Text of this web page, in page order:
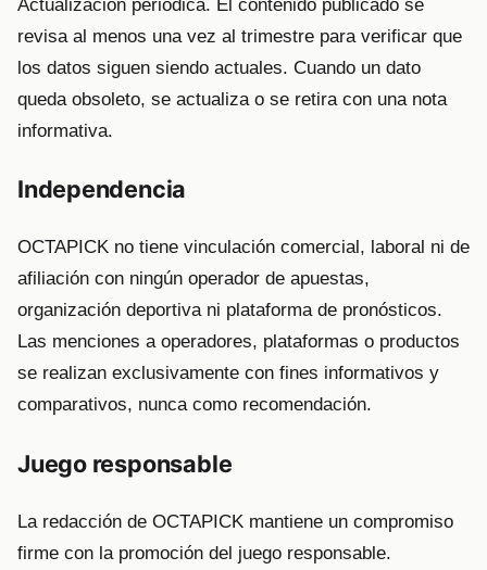
Actualización periódica. El contenido publicado se
revisa al menos una vez al trimestre para verificar que
los datos siguen siendo actuales. Cuando un dato
queda obsoleto, se actualiza o se retira con una nota
informativa.
Independencia
OCTAPICK no tiene vinculación comercial, laboral ni de
afiliación con ningún operador de apuestas,
organización deportiva ni plataforma de pronósticos.
Las menciones a operadores, plataformas o productos
se realizan exclusivamente con fines informativos y
comparativos, nunca como recomendación.
Juego responsable
La redacción de OCTAPICK mantiene un compromiso
firme con la promoción del juego responsable.